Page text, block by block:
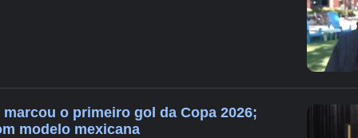
o primeiro gol da Copa 2026;
modelo mexicana